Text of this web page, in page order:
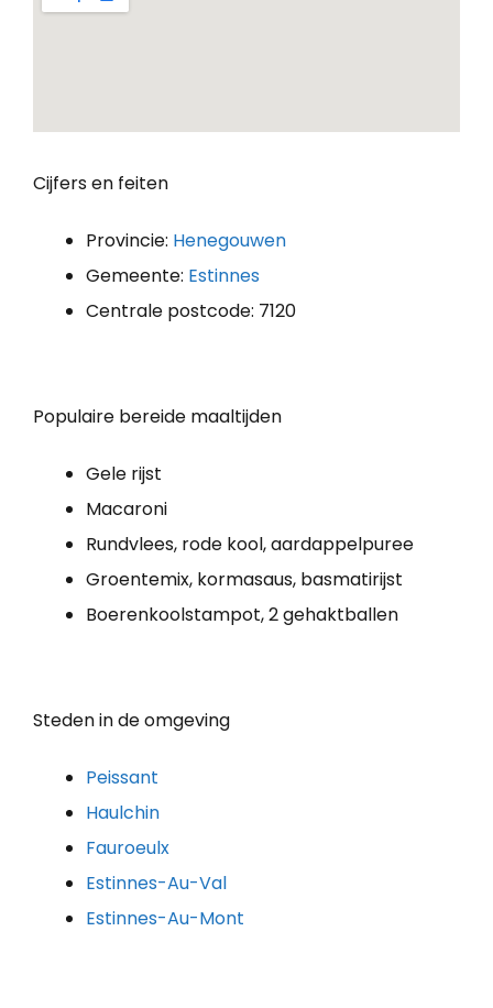
Cijfers en feiten
Provincie: Henegouwen
Gemeente: Estinnes
Centrale postcode: 7120
Populaire bereide maaltijden
Gele rijst
Macaroni
Rundvlees, rode kool, aardappelpuree
Groentemix, kormasaus, basmatirijst
Boerenkoolstampot, 2 gehaktballen
Steden in de omgeving
Peissant
Haulchin
Fauroeulx
Estinnes-Au-Val
Estinnes-Au-Mont